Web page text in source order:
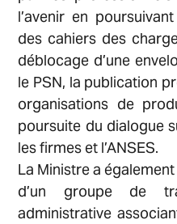
l’avenir en
des cahiers des
déblocage d’une
le PSN, la publication
organisations de
poursuite du dialogue
les firmes et l’ANSES.
La Ministre a
d’un groupe de
administrative